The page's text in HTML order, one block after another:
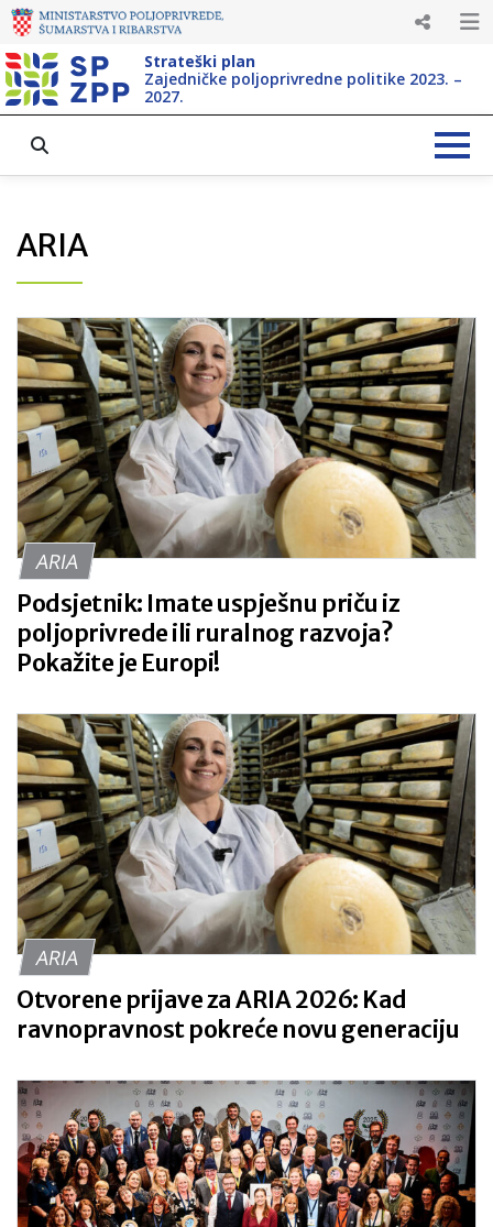
Strateški plan
Zajedničke poljoprivredne politike 2023. –
2027.
ARIA
ARIA
Podsjetnik: Imate uspješnu priču iz
poljoprivrede ili ruralnog razvoja?
Pokažite je Europi!
ARIA
Otvorene prijave za ARIA 2026: Kad
ravnopravnost pokreće novu generaciju